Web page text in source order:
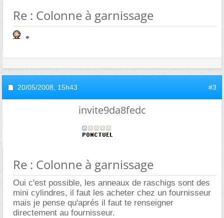
Re : Colonne à garnissage
20/05/2008, 15h43 #3
invite9da8fedc
Re : Colonne à garnissage
Oui c'est possible, les anneaux de raschigs sont des
mini cylindres, il faut les acheter chez un fournisseur
mais je pense qu'aprés il faut te renseigner
directement au fournisseur.